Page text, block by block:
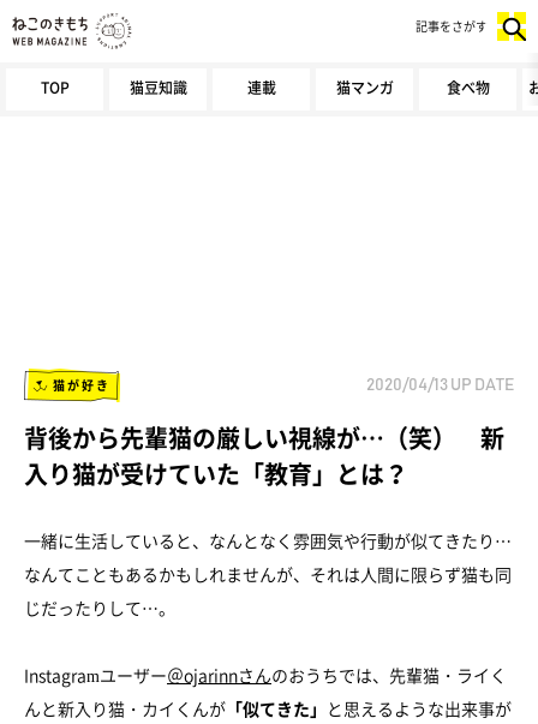
TOP 猫豆知識 連載 猫マンガ 食べ物
記事をさがす
猫が好き 2020/04/13 UP DATE
背後から先輩猫の厳しい視線が…（笑） 新
入り猫が受けていた「教育」とは？
一緒に生活していると、なんとなく雰囲気や行動が似てきたり…
なんてこともあるかもしれませんが、それは人間に限らず猫も同
じだったりして…。
Instagramユーザー＠ojarinnさんのおうちでは、先輩猫・ライく
んと新入り猫・カイくんが 「似てきた」 と思えるような出来事が